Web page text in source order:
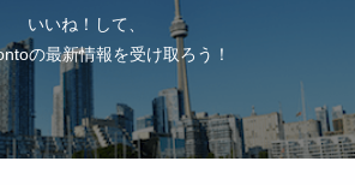
いいね！して、
の最新情報を受け取ろう！